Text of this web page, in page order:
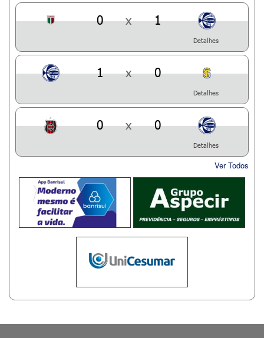
0 x 1
Detalhes
1 x 0
Detalhes
0 x 0
Detalhes
Ver Todos